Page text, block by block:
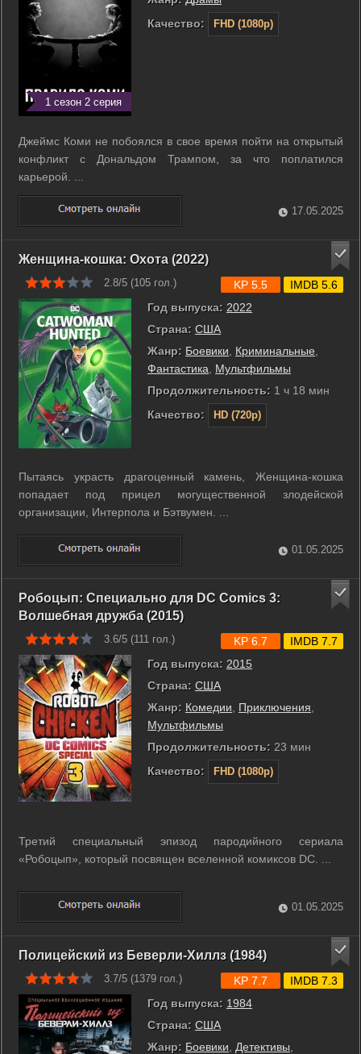
1 сезон 2 серия
Качество:
FHD (1080p)
Джеймс Коми не побоялся в свое время пойти на открытый
конфликт с Дональдом Трампом, за что поплатился
карьерой. ...
17.05.2025
Женщина-кошка: Охота (2022)
2.8/5 (105 гол.)
Год выпуска: 2022
Страна: США
Жанр: Боевики Криминальные
Фантастика
Мультфильмы
Продолжительность: 1 ч 18 мин
Качество:
HD (720p)
KP 5.5 IMDB 5.6
Пытаясь украсть драгоценный камень, Женщина-кошка
попадает под прицел могущественной злодейской
организации, Интерпола и Бэтвумен. ...
01.05.2025
Робоцып: Специально для DC Comics 3:
Волшебная дружба (2015)
3.6/5 (111 гол.)
Год выпуска: 2015
Страна: США
Жанр: Комедии Приключения
Мультфильмы
Продолжительность: 23 мин
Качество:
FHD (1080p)
KP 6.7 IMDB 7.7
Третий специальный эпизод пародийного сериала
«Робоцып», который посвящен вселенной комиксов DC. ...
01.05.2025
Полицейский из Беверли-Хиллз (1984)
3.7/5 (1379 гол.)
Год выпуска: 1984
Страна: США
Жанр: Боевики Детективы
KP 7.7 IMDB 7.3